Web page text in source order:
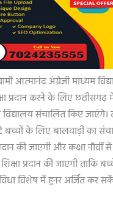
आत्मानंद अंग्रेजी माध्यम
प्रदान करने के लिए छत्तीसगढ़ में
संचालित किए जाएंगे।
के लिए बालवाड़ी का
की जाएगी और कक्षा नौवीं से
शिक्षा प्रदान की जाएगी ताकि
विशेष में हुनर अर्जित कर